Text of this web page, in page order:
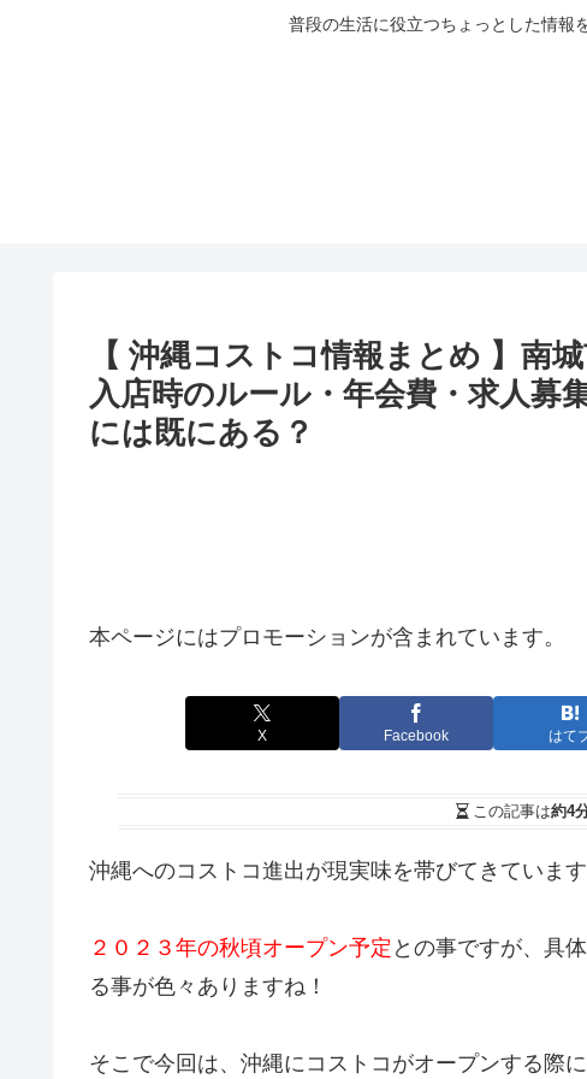
普段の生活に役立つちょっとした情報
【 沖縄コストコ情報まとめ 】南
入店時のルール・年会費・求人募
には既にある？
本ページにはプロモーションが含まれています。
X Facebook はて
この記事は約4
沖縄へのコストコ進出が現実味を帯びてきています
２０２３年の秋頃オープン予定 との事ですが、具
る事が色々ありますね！
そこで今回は、沖縄にコストコがオープンする際